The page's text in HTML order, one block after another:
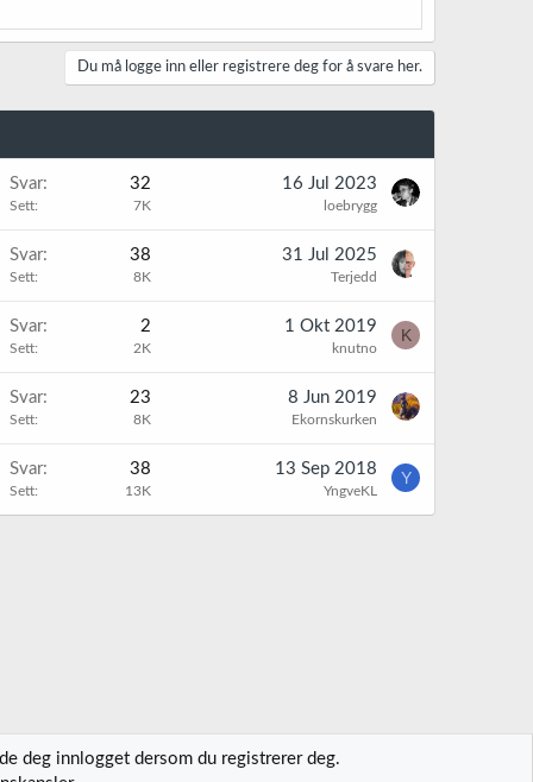
Du må logge inn eller registrere deg for å svare her.
Svar 32
Sett 7K
16 Jul 2023
loebrygg
Svar 38
Sett 8K
31 Jul 2025
Terjedd
Svar 2
Sett 2K
1 Okt 2019
knutno
K
Svar 23
Sett 8K
8 Jun 2019
Ekornskurken
Svar 38
Sett 13K
13 Sep 2018
YngveKL
Y
deg innlogget dersom du registrerer deg.